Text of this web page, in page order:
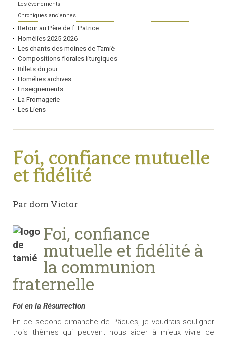
Les évènements
Chroniques anciennes
Retour au Père de f. Patrice
Homélies 2025-2026
Les chants des moines de Tamié
Compositions florales liturgiques
Billets du jour
Homélies archives
Enseignements
La Fromagerie
Les Liens
Foi, confiance mutuelle
et fidélité
Par dom Victor
Foi, confiance
mutuelle et fidélité à
la communion
fraternelle
Foi en la Résurrection
En ce second dimanche de Pâques, je voudrais souligner
trois thèmes qui peuvent nous aider à mieux vivre ce